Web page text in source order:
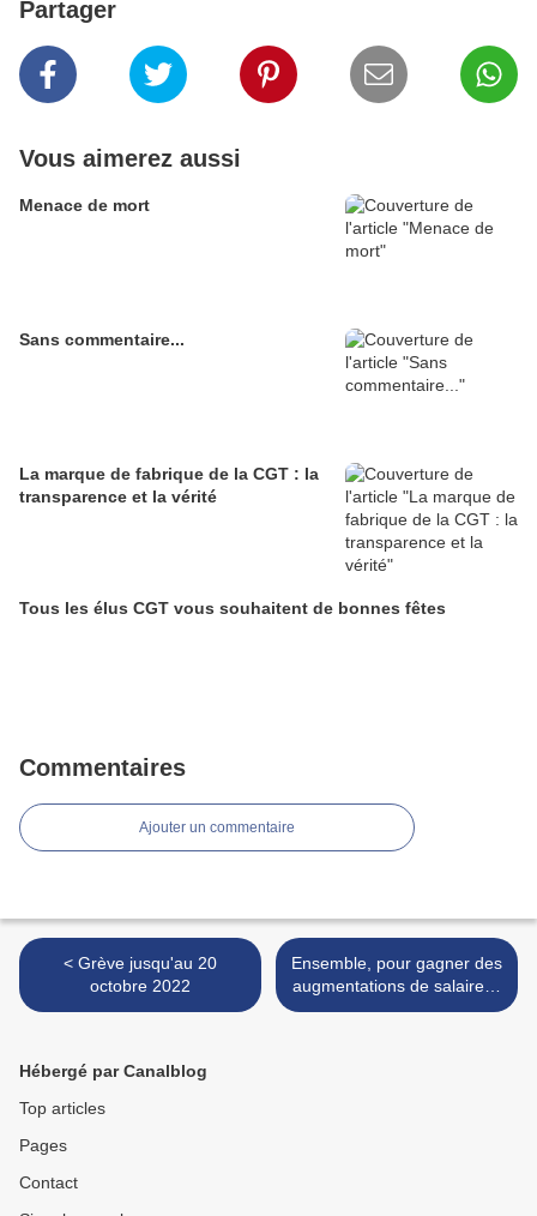
Partager
Vous aimerez aussi
Menace de mort
Sans commentaire...
La marque de fabrique de la CGT : la
transparence et la vérité
Tous les élus CGT vous souhaitent de bonnes fêtes
Commentaires
Ajouter un commentaire
< Grève jusqu'au 20
octobre 2022
Ensemble, pour gagner des
augmentations de salaires !
>
Hébergé par Canalblog
Top articles
Pages
Contact